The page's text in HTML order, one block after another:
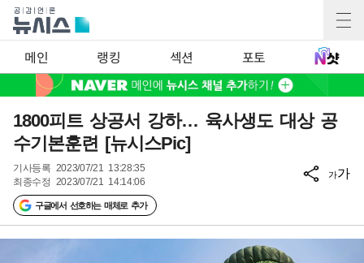
메인 랭킹 섹션 포토
1800피트 상공서 강하… 육사생도 대상 공
수기본훈련 [뉴시스Pic]
기사등록 2023/07/21 13:28:35
최종수정 2023/07/21 14:14:06
구글에서 선호하는 매체로 추가
가가